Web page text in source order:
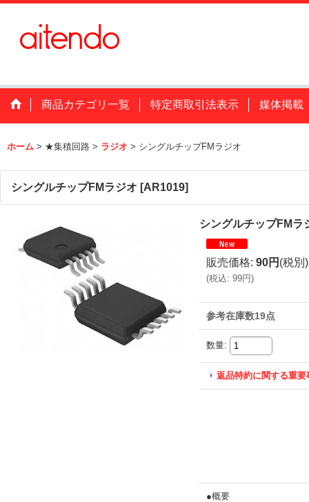
商品カテゴリ一覧 特定商取引法表示 媒体掲載
ホーム > ★集積回路 > ラジオ > シングルチップFMラジオ
シングルチップFMラジオ [AR1019]
シングルチップFMラ
販売価格: 90円 (税別)
(税込: 99円)
参考在庫数19点
数量:
返品特約に関する重要
●概要